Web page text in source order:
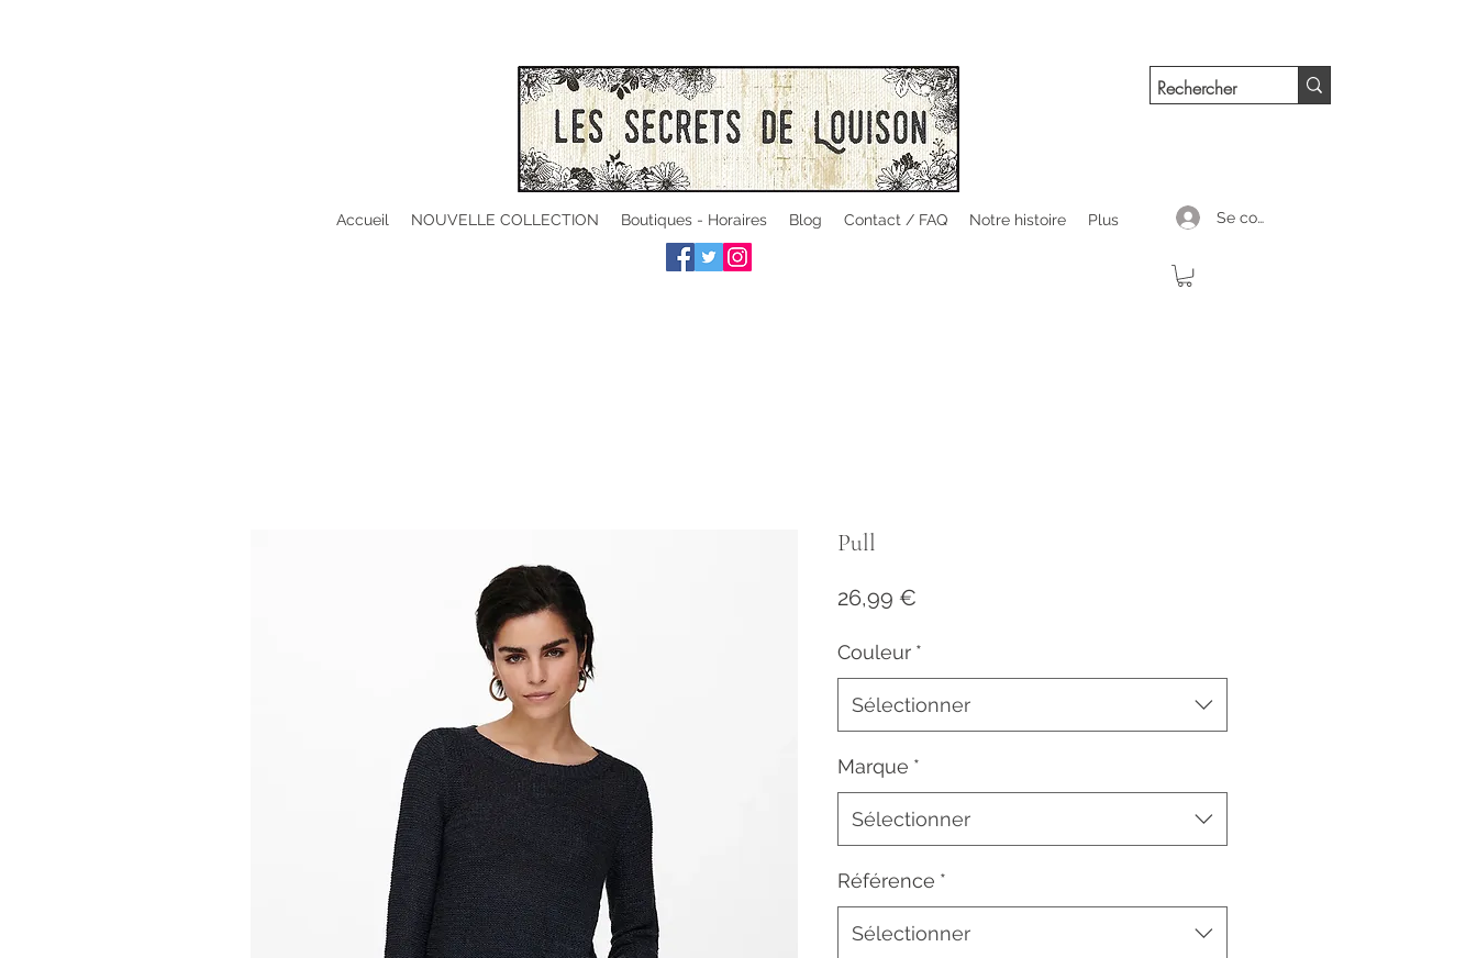
Accueil NOUVELLE COLLECTION Boutiques - Horaires Blog Contact / FAQ Notre histoire Plus Se connecter
Pull
26,99 €
Couleur *
Sélectionner
Marque *
Sélectionner
Référence *
Sélectionner